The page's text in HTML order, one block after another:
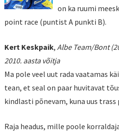
on ka ruumi
point race (puntist A punkti B).
Kert Keskpaik, Albe Team/Bont
2010. aasta võitja
Ma pole veel uut rada vaatamas
tean, et seal on paar huvitavat
kindlasti põnevam, kuna uus
Raja headus, mille poole